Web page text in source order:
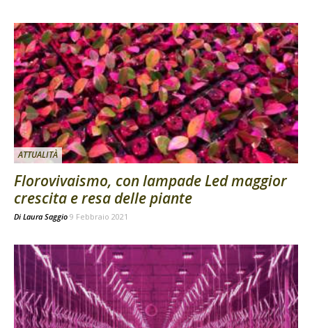
ATTUALITÀ
Florovivaismo, con lampade Led maggior
crescita e resa delle piante
Di Laura Saggio 9 Febbraio 2021